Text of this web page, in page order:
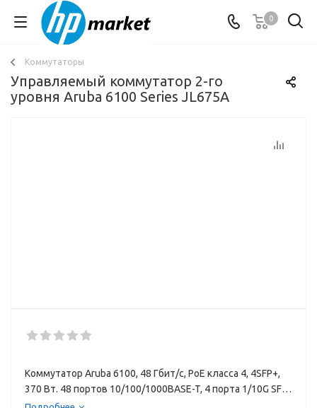
0
Коммутаторы
Управляемый коммутатор 2-го
уровня Aruba 6100 Series JL675A
Коммутатор Aruba 6100, 48 Гбит/с, PoE класса 4, 4SFP+,
370 Вт. 48 портов 10/100/1000BASE-T, 4 порта 1/10G SFP.
Время задержки1 Гбит/с: 1,9 мкс, 10 Гбит/с: 1,8 мкс.